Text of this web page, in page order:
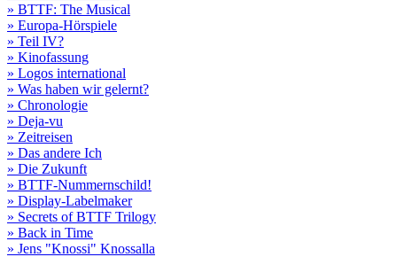
» BTTF: The Musical
» Europa-Hörspiele
» Teil IV?
» Kinofassung
» Logos international
» Was haben wir gelernt?
» Chronologie
» Deja-vu
» Zeitreisen
» Das andere Ich
» Die Zukunft
» BTTF-Nummernschild!
» Display-Labelmaker
» Secrets of BTTF Trilogy
» Back in Time
» Jens "Knossi" Knossalla